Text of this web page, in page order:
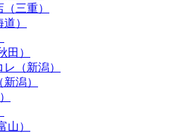
三重）
）
田）
（新潟）
潟）
山）